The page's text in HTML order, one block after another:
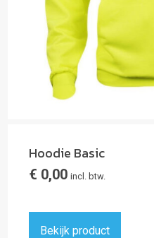
Hoodie Basic
€ 0,00 incl. btw.
Bekijk product